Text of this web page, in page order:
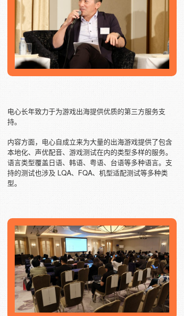
电心长年致力于为游戏出海提供优质的第三方服务支
持。
内容方面，电心自成立来为大量的出海游戏提供了包含
本地化、声优配音、游戏测试在内的类型多样的服务。
语言类型覆盖日语、韩语、粤语、台语等多种语言。支
持的测试也涉及 LQA、 FQA、机型适配测试等多种类
型。